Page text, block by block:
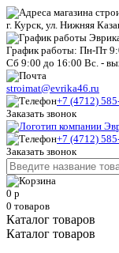
г. Курск, ул. Нижняя
График работы: Пн-Пт
Сб 9:00 до 16:00 Вс. -
stroimat@evrika46.ru
+7 (4712)
Заказать звонок
+7 (4712)
Заказать звонок
0 р
0 товаров
Каталог товаров
Каталог товаров